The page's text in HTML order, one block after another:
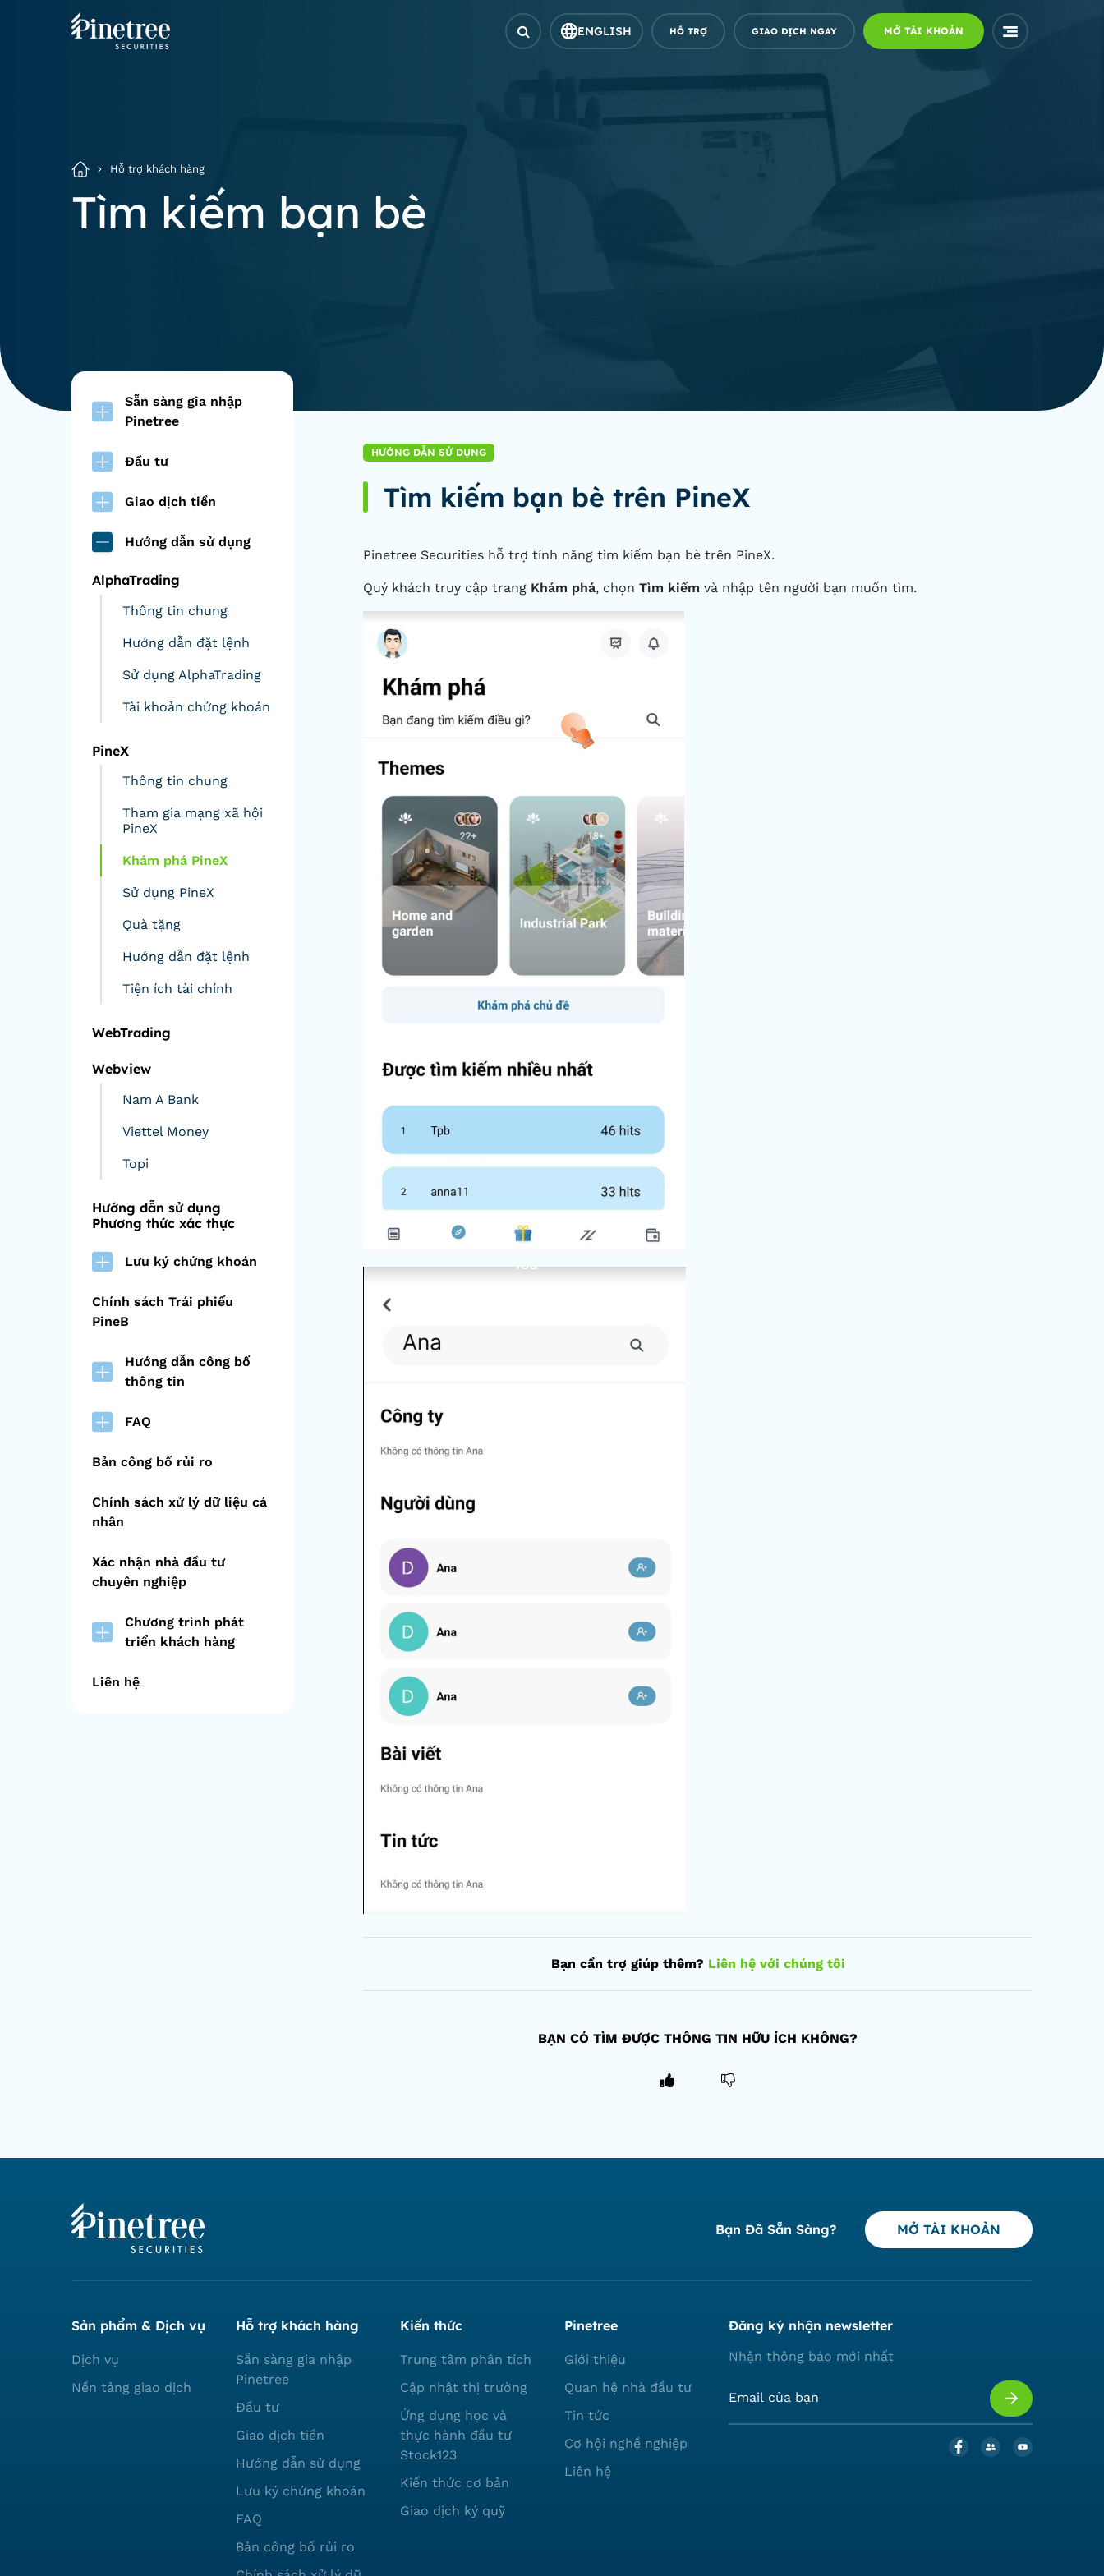
ENGLISH HỖ TRỢ GIAO DỊCH NGAY MỞ TÀI KHOẢN
Hỗ trợ khách hàng
Tìm kiếm bạn bè
Sẵn sàng gia nhập
Pinetree
Đầu tư
Giao dịch tiền
Hướng dẫn sử dụng
AlphaTrading
Thông tin chung
Hướng dẫn đặt lệnh
Sử dụng AlphaTrading
Tài khoản chứng khoán
PineX
Thông tin chung
Tham gia mạng xã hội
PineX
Khám phá PineX
Sử dụng PineX
Quà tặng
Hướng dẫn đặt lệnh
Tiện ích tài chính
WebTrading
Webview
Nam A Bank
Viettel Money
Topi
Hướng dẫn sử dụng
Phương thức xác thực
Lưu ký chứng khoán
Chính sách Trái phiếu
PineB
Hướng dẫn công bố
thông tin
FAQ
Bản công bố rủi ro
Chính sách xử lý dữ liệu cá
nhân
Xác nhận nhà đầu tư
chuyên nghiệp
Chương trình phát
triển khách hàng
Liên hệ
HƯỚNG DẪN SỬ DỤNG
Tìm kiếm bạn bè trên PineX
Pinetree Securities hỗ trợ tính năng tìm kiếm bạn bè trên PineX.
Quý khách truy cập trang Khám phá, chọn Tìm kiếm và nhập tên người bạn muốn tìm.
Bạn cần trợ giúp thêm? Liên hệ với chúng tôi
BẠN CÓ TÌM ĐƯỢC THÔNG TIN HỮU ÍCH KHÔNG?
Bạn Đã Sẵn Sàng? MỞ TÀI KHOẢN
Sản phẩm & Dịch vụ
Dịch vụ
Nền tảng giao dịch
Hỗ trợ khách hàng
Sẵn sàng gia nhập
Pinetree
Đầu tư
Giao dịch tiền
Hướng dẫn sử dụng
Lưu ký chứng khoán
FAQ
Bản công bố rủi ro
Kiến thức
Trung tâm phân tích
Cập nhật thị trường
Ứng dụng học và
thực hành đầu tư
Stock123
Kiến thức cơ bản
Giao dịch ký quỹ
Pinetree
Giới thiệu
Quan hệ nhà đầu tư
Tin tức
Cơ hội nghề nghiệp
Liên hệ
Đăng ký nhận newsletter
Nhận thông báo mới nhất